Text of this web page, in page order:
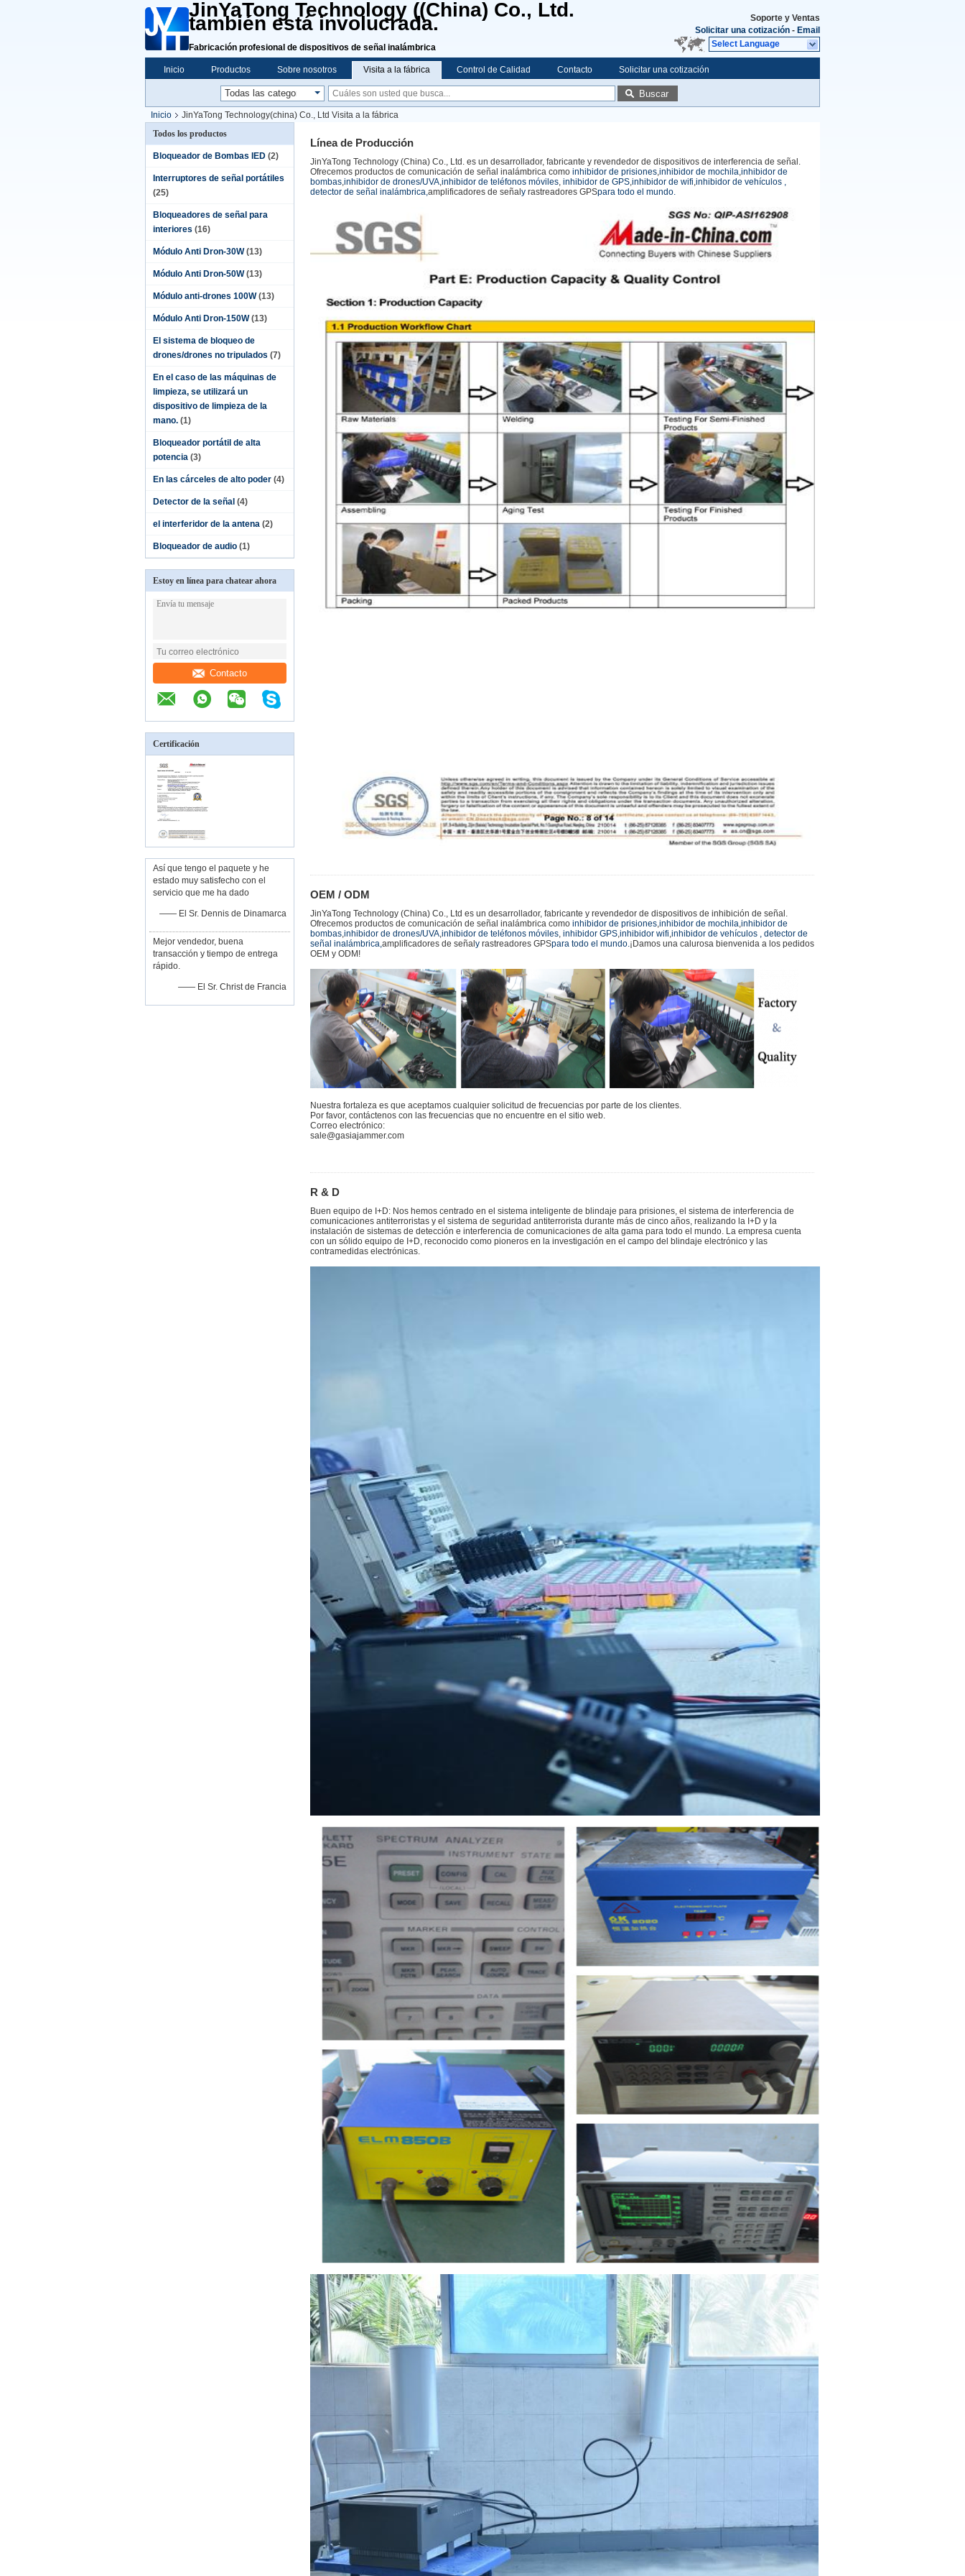
JinYaTong Technology ((China) Co., Ltd.
también está involucrada.
Fabricación profesional de dispositivos de señal inalámbrica
Soporte y Ventas
Solicitar una cotización - Email
Select Language
Inicio Productos Sobre nosotros Visita a la fábrica Control de Calidad Contacto Solicitar una cotización
Buscar
Inicio
JinYaTong Technology(china) Co., Ltd Visita a la fábrica
Todos los productos
Bloqueador de Bombas IED (2)
Interruptores de señal portátiles
(25)
Bloqueadores de señal para
interiores (16)
Módulo Anti Dron-30W (13)
Módulo Anti Dron-50W (13)
Módulo anti-drones 100W (13)
Módulo Anti Dron-150W (13)
El sistema de bloqueo de
drones/drones no tripulados (7)
En el caso de las máquinas de
limpieza, se utilizará un
dispositivo de limpieza de la
mano. (1)
Bloqueador portátil de alta
potencia (3)
En las cárceles de alto poder (4)
Detector de la señal (4)
el interferidor de la antena (2)
Bloqueador de audio (1)
Estoy en línea para chatear ahora
Contacto
Certificación
Así que tengo el paquete y he
estado muy satisfecho con el
servicio que me ha dado
—— El Sr. Dennis de Dinamarca
Mejor vendedor, buena
transacción y tiempo de entrega
rápido.
—— El Sr. Christ de Francia
Línea de Producción
JinYaTong Technology (China) Co., Ltd. es un desarrollador, fabricante y revendedor de dispositivos de interferencia de señal.
Ofrecemos productos de comunicación de señal inalámbrica como inhibidor de prisiones,inhibidor de mochila,inhibidor de
bombas,inhibidor de drones/UVA,inhibidor de teléfonos móviles, inhibidor de GPS,inhibidor de wifi,inhibidor de vehículos ,
detector de señal inalámbrica,amplificadores de señal y rastreadores GPSpara todo el mundo.
OEM / ODM
JinYaTong Technology (China) Co., Ltd es un desarrollador, fabricante y revendedor de dispositivos de inhibición de señal.
Ofrecemos productos de comunicación de señal inalámbrica como inhibidor de prisiones,inhibidor de mochila,inhibidor de
bombas,inhibidor de drones/UVA,inhibidor de teléfonos móviles, inhibidor GPS,inhibidor wifi,inhibidor de vehículos , detector de
señal inalámbrica,amplificadores de señal y rastreadores GPSpara todo el mundo.¡Damos una calurosa bienvenida a los pedidos
OEM y ODM!
Nuestra fortaleza es que aceptamos cualquier solicitud de frecuencias por parte de los clientes.
Por favor, contáctenos con las frecuencias que no encuentre en el sitio web.
Correo electrónico:
sale@gasiajammer.com
R & D
Buen equipo de I+D: Nos hemos centrado en el sistema inteligente de blindaje para prisiones, el sistema de interferencia de
comunicaciones antiterroristas y el sistema de seguridad antiterrorista durante más de cinco años, realizando la I+D y la
instalación de sistemas de detección e interferencia de comunicaciones de alta gama para todo el mundo. La empresa cuenta
con un sólido equipo de I+D, reconocido como pioneros en la investigación en el campo del blindaje electrónico y las
contramedidas electrónicas.